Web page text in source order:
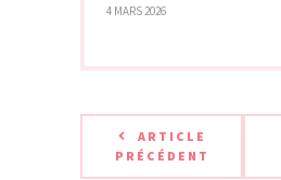
4 MARS 2026
ARTICLE
PRÉCÉDENT